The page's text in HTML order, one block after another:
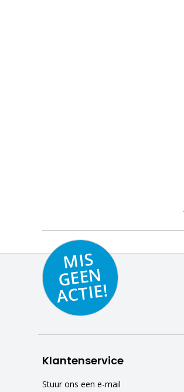
MIS
GEE
N
A
C
TIE!
Klantenservice
Stuur ons een e-mail